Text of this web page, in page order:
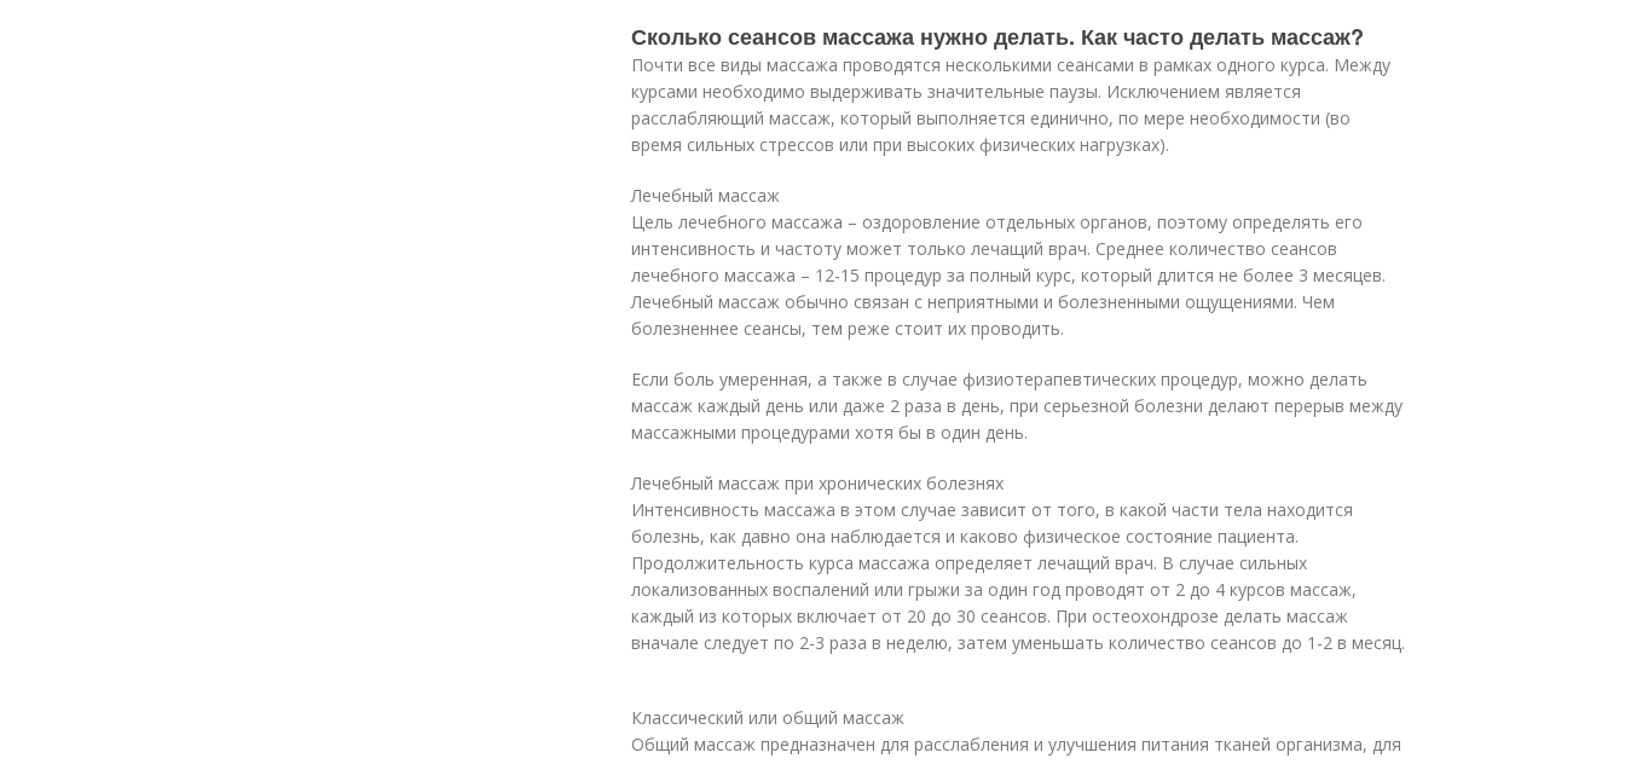
Сколько сеансов массажа нужно делать. Как часто делать массаж?
Почти все виды массажа проводятся несколькими сеансами в рамках одного курса. Между
курсами необходимо выдерживать значительные паузы. Исключением является
расслабляющий массаж, который выполняется единично, по мере необходимости (во
время сильных стрессов или при высоких физических нагрузках).
Лечебный массаж
Цель лечебного массажа – оздоровление отдельных органов, поэтому определять его
интенсивность и частоту может только лечащий врач. Среднее количество сеансов
лечебного массажа – 12-15 процедур за полный курс, который длится не более 3 месяцев.
Лечебный массаж обычно связан с неприятными и болезненными ощущениями. Чем
болезненнее сеансы, тем реже стоит их проводить.
Если боль умеренная, а также в случае физиотерапевтических процедур, можно делать
массаж каждый день или даже 2 раза в день, при серьезной болезни делают перерыв между
массажными процедурами хотя бы в один день.
Лечебный массаж при хронических болезнях
Интенсивность массажа в этом случае зависит от того, в какой части тела находится
болезнь, как давно она наблюдается и каково физическое состояние пациента.
Продолжительность курса массажа определяет лечащий врач. В случае сильных
локализованных воспалений или грыжи за один год проводят от 2 до 4 курсов массаж,
каждый из которых включает от 20 до 30 сеансов. При остеохондрозе делать массаж
вначале следует по 2-3 раза в неделю, затем уменьшать количество сеансов до 1-2 в месяц.
Классический или общий массаж
Общий массаж предназначен для расслабления и улучшения питания тканей организма, для